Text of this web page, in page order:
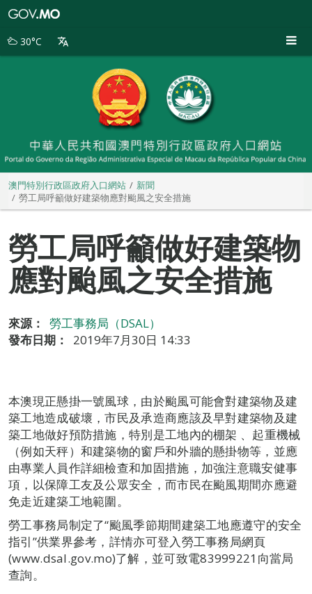
別
30°C
澳門特別行政區政府入口網站
新聞
勞工局呼籲做好建築物應對颱風之安全措施
勞工局呼籲做好建築物
應對颱風之安全措施
來源：
勞工事務局（DSAL）
發布日期：
2019年7月30日 14:33
本澳現正懸掛一號風球，由於颱風可能會對建築物及建
築工地造成破壞，市民及承造商應該及早對建築物及建
築工地做好預防措施，特別是工地內的棚架 、起重機械
（例如天秤）和建築物的窗戶和外牆的懸掛物等，並應
由專業人員作詳細檢查和加固措施，加強注意職安健事
項，以保障工友及公眾安全，而市民在颱風期間亦應避
免走近建築工地範圍。
勞工事務局制定了“颱風季節期間建築工地應遵守的安全
指引”供業界參考，詳情亦可登入勞工事務局網頁
(www.dsal.gov.mo)了解，並可致電83999221向當局
查詢。